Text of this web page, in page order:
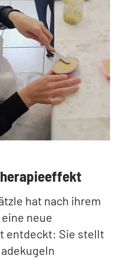
hat nach ihrem
neue
entdeckt: Sie stellt